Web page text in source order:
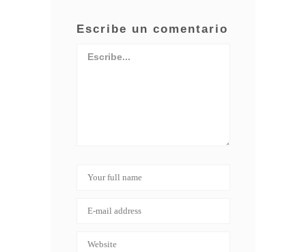
Escribe un comentario